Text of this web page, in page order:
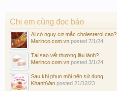
Chị em cùng đọc báo
Ai có nguy cơ mắc cholesterol cao?
Merinco.com.vn posted 7/1/24
Tại sao vết thương lâu lành?...
Merinco.com.vn posted 3/1/24
Sau khi phun môi nên sử dụng...
KhanhVan posted 21/12/23